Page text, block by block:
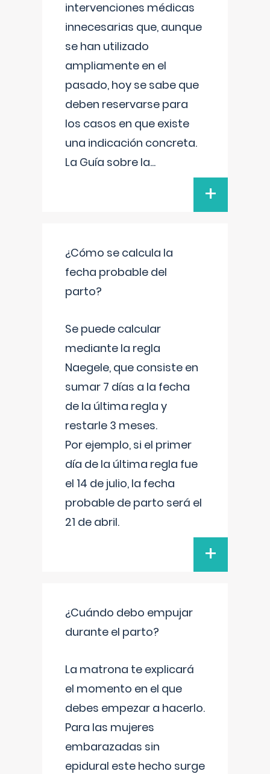
intervenciones médicas
innecesarias que, aunque
se han utilizado
ampliamente en el
pasado, hoy se sabe que
deben reservarse para
los casos en que existe
una indicación concreta.
La Guía sobre la...
+
¿Cómo se calcula la
fecha probable del
parto?
Se puede calcular
mediante la regla
Naegele, que consiste en
sumar 7 días a la fecha
de la última regla y
restarle 3 meses.
Por ejemplo, si el primer
día de la última regla fue
el 14 de julio, la fecha
probable de parto será el
21 de abril.
+
¿Cuándo debo empujar
durante el parto?
La matrona te explicará
el momento en el que
debes empezar a hacerlo.
Para las mujeres
embarazadas sin
epidural este hecho surge